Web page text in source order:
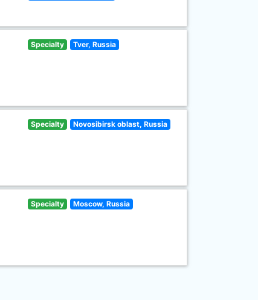
Specialty Tver, Russia
Specialty Novosibirsk oblast, Russia
Specialty Moscow, Russia